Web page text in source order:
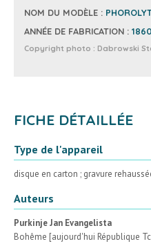
NOM DU MODÈLE :
ANNÉE DE FABRICATION : 1860
Copyright photo : Dabrowski
FICHE DÉTAILLÉE
Type de l'appareil
disque en carton ; gravure
Auteurs
Purkinje Jan Evangelista
Bohême [aujourd'hui République